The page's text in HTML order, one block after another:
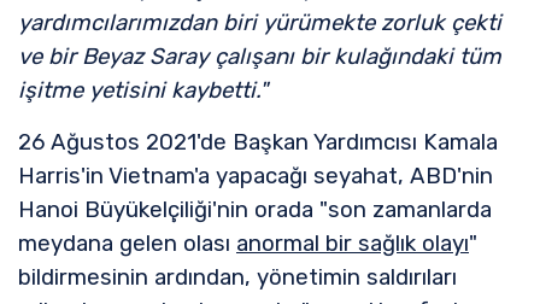
yardımcılarımızdan biri yürümekte zorluk çekti
ve bir Beyaz Saray çalışanı bir kulağındaki tüm
işitme yetisini kaybetti."
26 Ağustos 2021'de Başkan Yardımcısı Kamala
Harris'in Vietnam'a yapacağı seyahat, ABD'nin
Hanoi Büyükelçiliği'nin orada "son zamanlarda
meydana gelen olası anormal bir sağlık olayı"
bildirmesinin ardından, yönetimin saldırıları